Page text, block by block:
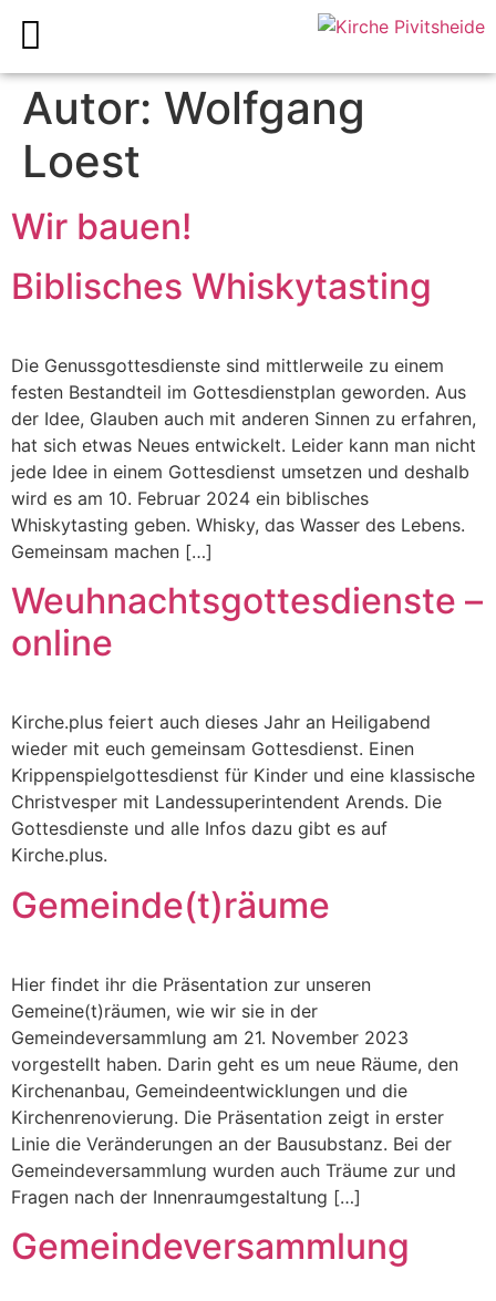
Autor: Wolfgang
Loest
Wir bauen!
Biblisches Whiskytasting
Die Genussgottesdienste sind mittlerweile zu einem
festen Bestandteil im Gottesdienstplan geworden. Aus
der Idee, Glauben auch mit anderen Sinnen zu erfahren,
hat sich etwas Neues entwickelt. Leider kann man nicht
jede Idee in einem Gottesdienst umsetzen und deshalb
wird es am 10. Februar 2024 ein biblisches
Whiskytasting geben. Whisky, das Wasser des Lebens.
Gemeinsam machen […]
Weuhnachtsgottesdienste –
online
Kirche.plus feiert auch dieses Jahr an Heiligabend
wieder mit euch gemeinsam Gottesdienst. Einen
Krippenspielgottesdienst für Kinder und eine klassische
Christvesper mit Landessuperintendent Arends. Die
Gottesdienste und alle Infos dazu gibt es auf
Kirche.plus.
Gemeinde(t)räume
Hier findet ihr die Präsentation zur unseren
Gemeine(t)räumen, wie wir sie in der
Gemeindeversammlung am 21. November 2023
vorgestellt haben. Darin geht es um neue Räume, den
Kirchenanbau, Gemeindeentwicklungen und die
Kirchenrenovierung. Die Präsentation zeigt in erster
Linie die Veränderungen an der Bausubstanz. Bei der
Gemeindeversammlung wurden auch Träume zur und
Fragen nach der Innenraumgestaltung […]
Gemeindeversammlung